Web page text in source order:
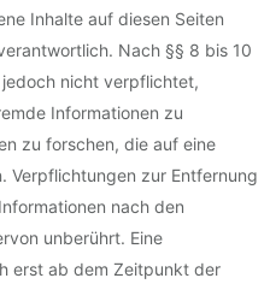
Inhalte auf diesen Seiten
Nach §§ 8 bis 10
nicht verpflichtet,
Informationen zu
zu forschen, die auf eine
Verpflichtungen zur Entfernung
nach den
unberührt. Eine
erst ab dem Zeitpunkt der